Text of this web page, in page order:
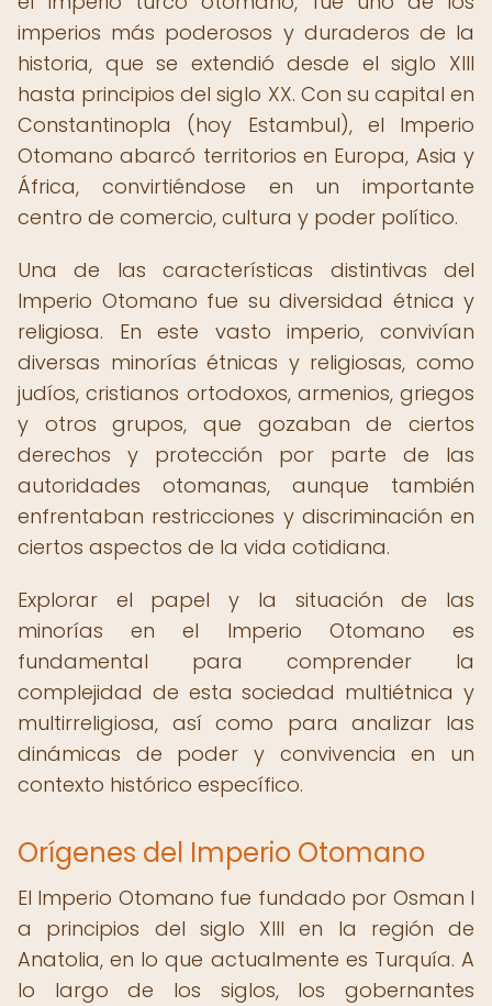
imperios más poderosos y duraderos de la
historia, que se extendió desde el siglo XIII
hasta principios del siglo XX. Con su capital en
Constantinopla (hoy Estambul), el Imperio
Otomano abarcó territorios en Europa, Asia y
África, convirtiéndose en un importante
centro de comercio, cultura y poder político.
Una de las características distintivas del
Imperio Otomano fue su diversidad étnica y
religiosa. En este vasto imperio, convivían
diversas minorías étnicas y religiosas, como
judíos, cristianos ortodoxos, armenios, griegos
y otros grupos, que gozaban de ciertos
derechos y protección por parte de las
autoridades otomanas, aunque también
enfrentaban restricciones y discriminación en
ciertos aspectos de la vida cotidiana.
Explorar el papel y la situación de las
minorías en el Imperio Otomano es
fundamental para comprender la
complejidad de esta sociedad multiétnica y
multirreligiosa, así como para analizar las
dinámicas de poder y convivencia en un
contexto histórico específico.
Orígenes del Imperio Otomano
El Imperio Otomano fue fundado por Osman I
a principios del siglo XIII en la región de
Anatolia, en lo que actualmente es Turquía. A
lo largo de los siglos, los gobernantes